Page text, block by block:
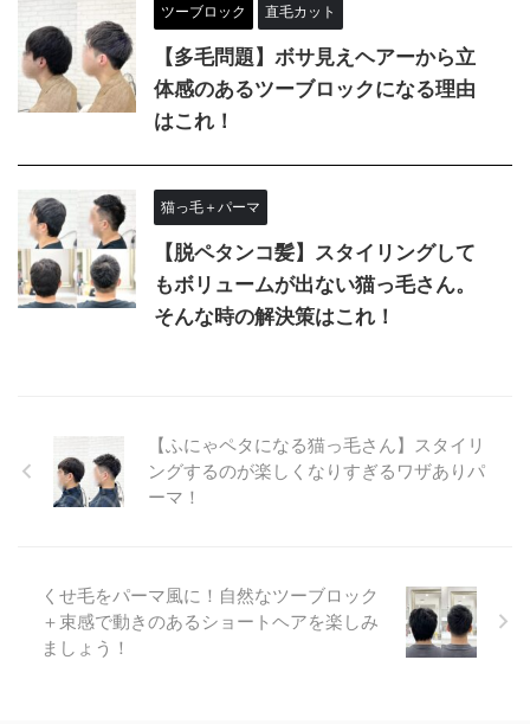
ツーブロック 直毛カット
【多毛問題】ボサ見えヘアーから立
体感のあるツーブロックになる理由
はこれ！
猫っ毛＋パーマ
【脱ペタンコ髪】スタイリングして
もボリュームが出ない猫っ毛さん。
そんな時の解決策はこれ！
【ふにゃペタになる猫っ毛さん】スタイリ
ングするのが楽しくなりすぎるワザありパ
ーマ！
くせ毛をパーマ風に！自然なツーブロック
＋束感で動きのあるショートヘアを楽しみ
ましょう！